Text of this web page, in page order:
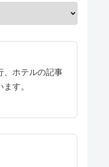
、ホテルの記事
す。